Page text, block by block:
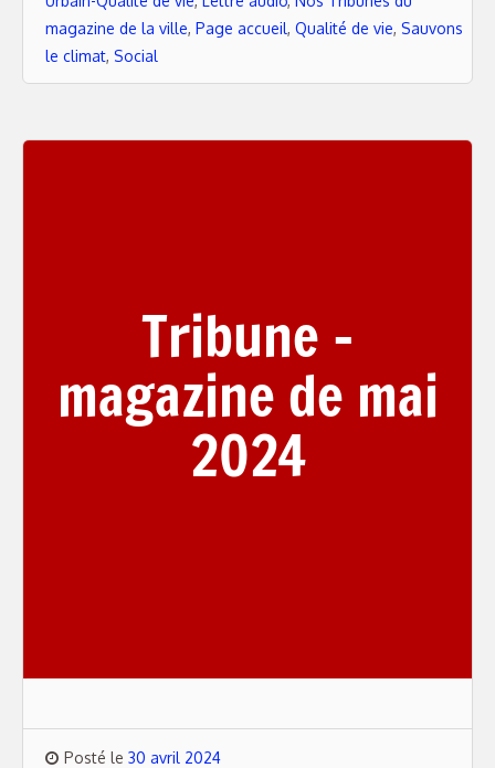
magazine de la ville, Page accueil, Qualité de vie, Sauvons
le climat, Social
Tribune –
magazine de mai
2024
Posté le 30 avril 2024